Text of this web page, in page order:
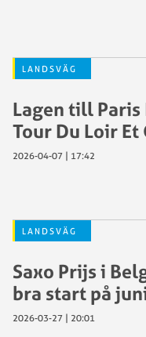
LANDSVÄG
Lagen till Paris
Tour Du Loir
2026-04-07 | 17:42
LANDSVÄG
Saxo Prijs i
bra start på
2026-03-27 | 20:01